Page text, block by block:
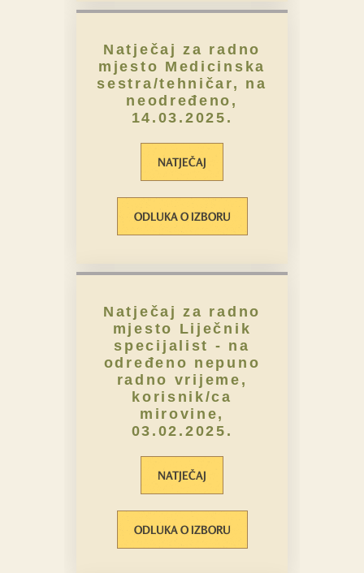
Natječaj za radno
mjesto Medicinska
sestra/tehničar, na
neodređeno,
14.03.2025.
NATJEČAJ
ODLUKA O IZBORU
Natječaj za radno
mjesto Liječnik
specijalist - na
određeno nepuno
radno vrijeme,
korisnik/ca
mirovine,
03.02.2025.
NATJEČAJ
ODLUKA O IZBORU